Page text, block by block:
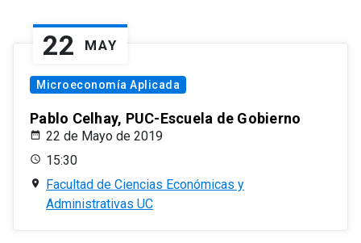
22 MAY
Microeconomía Aplicada
Pablo Celhay, PUC-Escuela de Gobierno
22 de Mayo de 2019
15:30
Facultad de Ciencias Económicas y
Administrativas UC